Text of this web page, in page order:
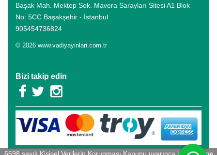
Başak Mah. Mektep Sok. Mavera Sarayları Sitesi A1 Blok
No: 5CC Başakşehir - İstanbul
905454736824
© 2026 www.vadiyayinlari.com.tr
Bizi takip edin